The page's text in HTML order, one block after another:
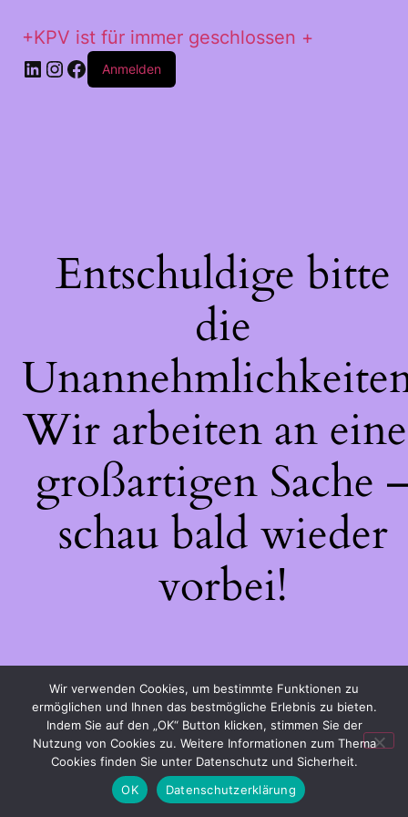
+KPV ist für immer geschlossen +
LinkedIn
Instagram
Facebook
Anmelden
Entschuldige bitte
die
Wir arbeiten an
großartigen Sache
schau bald wieder
vorbei!
Wir verwenden Cookies, um bestimmte Funktionen zu
ermöglichen und Ihnen das bestmögliche Erlebnis zu bieten.
Indem Sie auf den „OK“ Button klicken, stimmen Sie der
Nutzung von Cookies zu. Weitere Informationen zum Thema
Cookies finden Sie unter Datenschutz und Sicherheit.
OK
Datenschutzerklärung